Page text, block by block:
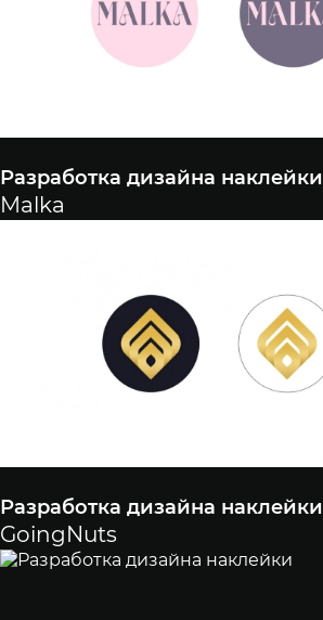
Разработка дизайна наклейки
Malka
Разработка дизайна наклейки
GoingNuts